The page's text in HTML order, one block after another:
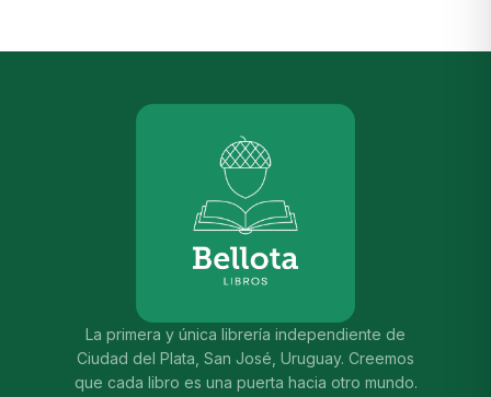
La primera y única librería independiente de
Ciudad del Plata, San José, Uruguay. Creemos
que cada libro es una puerta hacia otro mundo.